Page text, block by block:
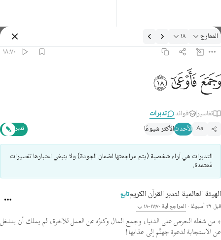
تدبرات: المعارج ١٨:٧٠
المعارج ١٨
١٨:٧٠
وجمع فاوعى ١٨
وَجَمَعَ فَأَوْعَىٰٓ ١٨
ﱧﱨﱩ
تفاسير فوائد تدبرات
Aa الأحدثالأكثر شيوعًا تدبر
التدبرات هي آراء شخصية (يتم مراجعتها لضمان الجودة) ولا ينبغي اعتبارها تفسيرات
مُعتمدة.
الهيئة العالمية لتدبر القرآن الكريمتابع
قبل ٢٩ أسبوعًا · المراجعآية ١٧:٧٠-١٨
* من شغله الحرص على الدنيا، وجمع المال وكنزُه عن العمل للآخرة، لم يملك أن ينشغل
عن الاستجابة لدعوة جهنَّم إلى عذابها!